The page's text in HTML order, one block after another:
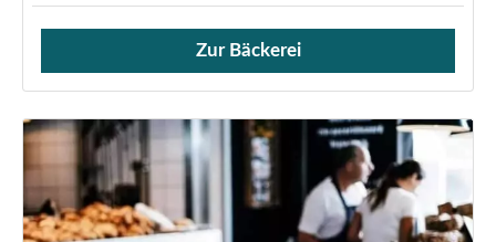
Verkauf von Brötchen,
Zur Bäckerei